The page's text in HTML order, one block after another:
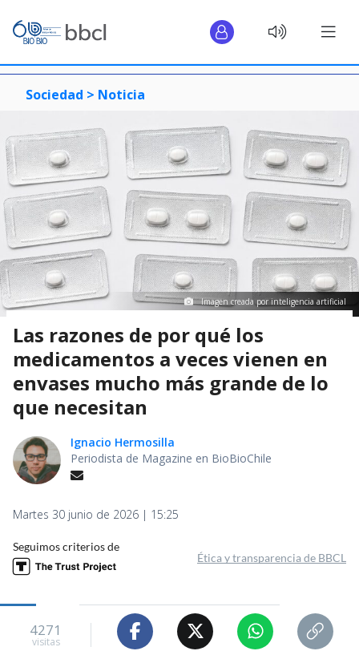
Sociedad > Noticia
Imagen creada por inteligencia artificial
Las razones de por qué los
medicamentos a veces vienen en
envases mucho más grande de lo
que necesitan
Ignacio Hermosilla
Periodista de Magazine en BioBioChile
Martes 30 junio de 2026 | 15:25
Seguimos criterios de
Ética y transparencia de BBCL
4271
visitas